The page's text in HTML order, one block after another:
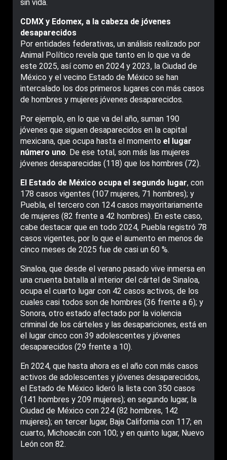
sin vida.
CDMX y Edomex, a la cabeza de jóvenes
desaparecidos
Por entidades federativas, un análisis realizado por
Animal Político revela que tanto en lo que va de
este 2025, así como en 2024 y 2023, la Ciudad de
México y el vecino Estado de México se han
intercalado los dos primeros lugares con más casos
de hombres y mujeres jóvenes desaparecidos.
Por ejemplo, en lo que va del año, suman 190
jóvenes que siguen desaparecidos en la capital
mexicana, que ocupa hasta el momento el lugar
número uno. De ese total, son más las mujeres
jóvenes desaparecidas (118) que los hombres (72).
El Estado de México ocupa el segundo lugar, con
178 casos vigentes (107 mujeres, 71 hombres); y
Puebla, el tercero con 124 casos mayoritariamente
de mujeres (82 frente a 42 hombres). En este caso,
cabe destacar que en todo 2024, Puebla registró 78
casos vigentes, por lo que el aumento en menos de
cinco meses de 2025 fue de casi un 60 %.
Sinaloa, que desde el verano pasado vive inmersa en
una cruenta batalla al interior del cártel de Sinaloa,
ocupa el cuarto lugar con 42 casos activos, de los
cuales casi todos son de hombres (36 frente a 6); y
Sonora, otro estado afectado por la violencia
criminal de los cárteles y las desapariciones, está en
el lugar cinco con 39 adolescentes y jóvenes
desaparecidos (29 frente a 10).
En 2024, que hasta ahora es el año con más casos
activos de adolescentes y jóvenes desaparecidos,
el Estado de México lideró la lista con 350 casos
(141 hombres y 209 mujeres); en segundo lugar, la
Ciudad de México con 224 (82 hombres, 142
mujeres); en tercer lugar, Baja California con 117; en
cuarto, Michoacán con 100; y en quinto lugar, Nuevo
León con 82.